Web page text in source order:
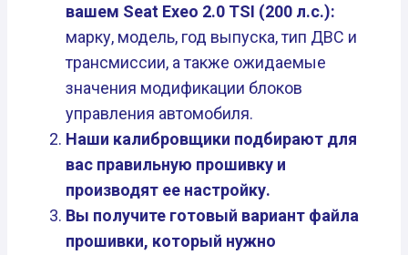
вашем Seat Exeo 2.0 TSI (200 л.с.):
марку, модель, год выпуска, тип ДВС и
трансмиссии, а также ожидаемые
значения модификации блоков
управления автомобиля.
Наши калибровщики подбирают для
вас правильную прошивку и
производят ее настройку.
Вы получите готовый вариант файла
прошивки, который нужно